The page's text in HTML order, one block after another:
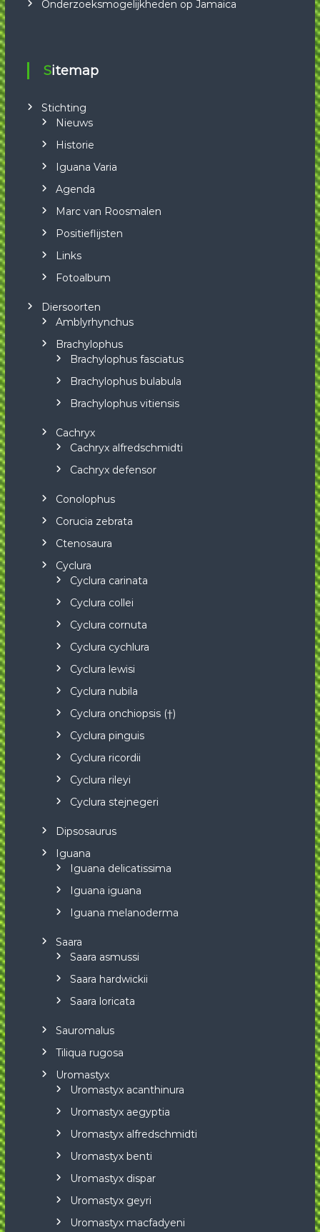
Onderzoeksmogelijkheden op Jamaica
Sitemap
Stichting
Nieuws
Historie
Iguana Varia
Agenda
Marc van Roosmalen
Positieflijsten
Links
Fotoalbum
Diersoorten
Amblyrhynchus
Brachylophus
Brachylophus fasciatus
Brachylophus bulabula
Brachylophus vitiensis
Cachryx
Cachryx alfredschmidti
Cachryx defensor
Conolophus
Corucia zebrata
Ctenosaura
Cyclura
Cyclura carinata
Cyclura collei
Cyclura cornuta
Cyclura cychlura
Cyclura lewisi
Cyclura nubila
Cyclura onchiopsis (†)
Cyclura pinguis
Cyclura ricordii
Cyclura rileyi
Cyclura stejnegeri
Dipsosaurus
Iguana
Iguana delicatissima
Iguana iguana
Iguana melanoderma
Saara
Saara asmussi
Saara hardwickii
Saara loricata
Sauromalus
Tiliqua rugosa
Uromastyx
Uromastyx acanthinura
Uromastyx aegyptia
Uromastyx alfredschmidti
Uromastyx benti
Uromastyx dispar
Uromastyx geyri
Uromastyx macfadyeni